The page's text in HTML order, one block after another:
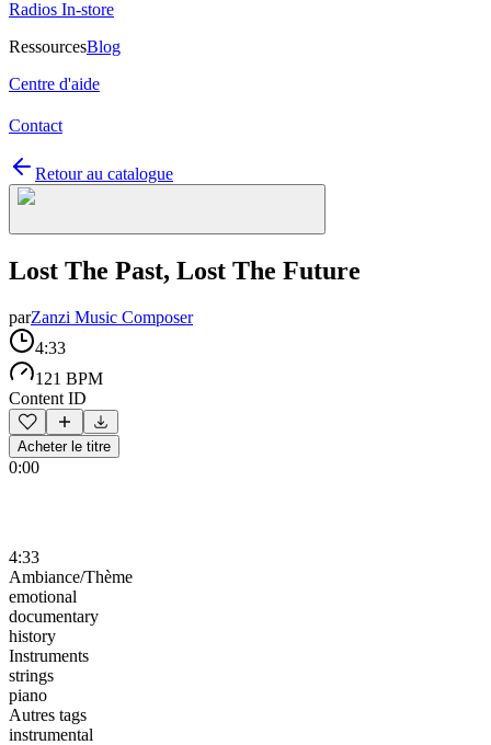
Radios In-store
RessourcesBlog
Centre d'aide
Contact
Retour au catalogue
Lost The Past, Lost The Future
parZanzi Music Composer
4:33
121 BPM
Content ID
Acheter le titre
0:00
4:33
Ambiance/Thème
emotional
documentary
history
Instruments
strings
piano
Autres tags
instrumental